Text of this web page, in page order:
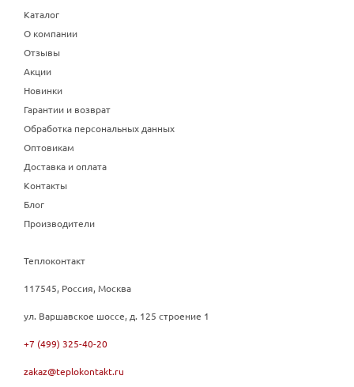
Каталог
О компании
Отзывы
Акции
Новинки
Гарантии и возврат
Обработка персональных данных
Оптовикам
Доставка и оплата
Контакты
Блог
Производители
Теплоконтакт
117545, Россия, Москва
ул. Варшавское шоссе, д. 125 строение 1
+7 (499) 325-40-20
zakaz@teplokontakt.ru